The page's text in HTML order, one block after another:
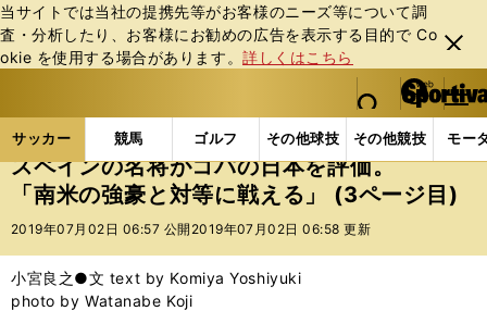
当サイトでは当社の提携先等がお客様のニーズ等について調
査・分析したり、お客様にお勧めの広告を表⽰する⽬的で Co
okie を使⽤する場合があります。詳しくはこちら
閉じ
る
web Sportiva (webスポルティーバ)
検索
マイペ
ー
ジ
メニュ
サッカー 競馬 ゴルフ その他球技 その他競技 モー
ス
ポ
ル
バ
サッカーの記事一覧 サッカー代表 日本代表 ス
スペインの名将がコパの日本を評価。
「南米の強豪と対等に戦える」 (3ページ目)
2019年07月02日 06:57 公開 2019年07月02日 06:58 更新
小宮良之●文 text by Komiya Yoshiyuki
photo by Watanabe Koji